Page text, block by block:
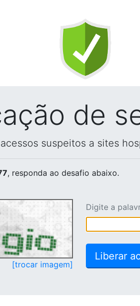
de
suspeitos a sites
, responda ao desafio abaixo.
[trocar imagem]
Digite a